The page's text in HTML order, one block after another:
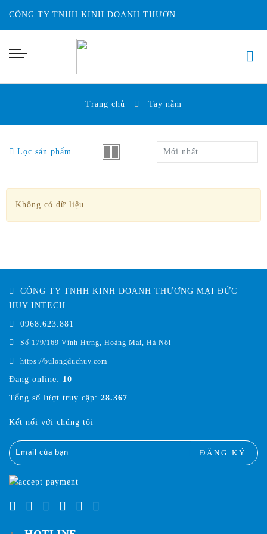
CÔNG TY TNHH KINH DOANH THƯƠNG MẠI ĐỨC HUY INTECH
Trang chủ Tay nắm
Lọc sản phẩm Mới nhất
Không có dữ liệu
CÔNG TY TNHH KINH DOANH THƯƠNG MẠI ĐỨC
HUY INTECH
0968.623.881
Số 179/169 Vĩnh Hưng, Hoàng Mai, Hà Nội
https://bulongduchuy.com
Đang online: 10
Tổng số lượt truy cập: 28.367
Kết nối với chúng tôi
ĐĂNG KÝ